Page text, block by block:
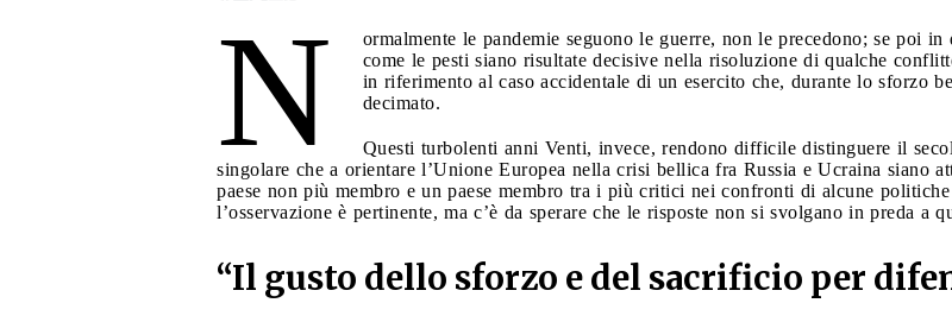
N
ormalmente le pandemie seguono le guerre, non le precedono; se poi
come le pesti siano risultate decisive nella risoluzione di qualche
in riferimento al caso accidentale di un esercito che, durante lo sforzo
decimato.
Questi turbolenti anni Venti, invece, rendono difficile distinguere il
singolare che a orientare l’Unione Europea nella crisi bellica fra Russia e Ucraina siano
paese non più membro e un paese membro tra i più critici nei confronti di alcune
l’osservazione è pertinente, ma c’è da sperare che le risposte non si svolgano in preda a
“Il gusto dello sforzo e del sacrificio per